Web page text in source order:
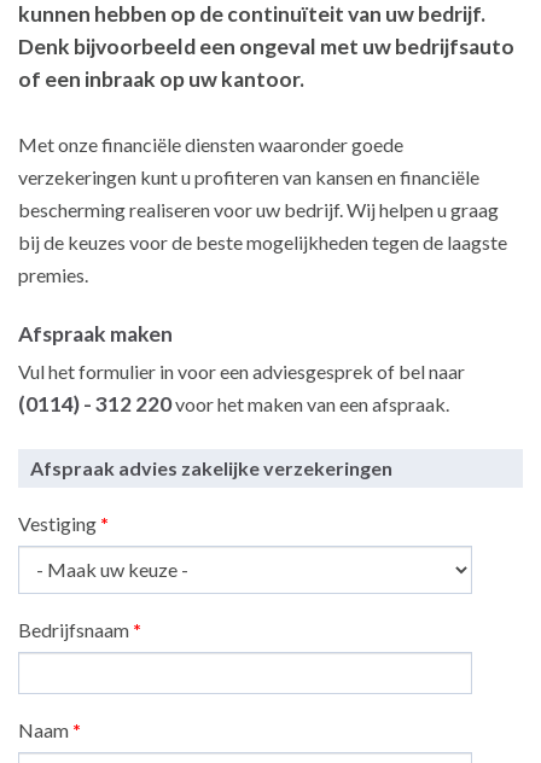
kunnen hebben op de continuïteit van uw bedrijf.
Denk bijvoorbeeld een ongeval met uw bedrijfsauto
of een inbraak op uw kantoor.
Met onze financiële diensten waaronder goede
verzekeringen kunt u profiteren van kansen en financiële
bescherming realiseren voor uw bedrijf. Wij helpen u graag
bij de keuzes voor de beste mogelijkheden tegen de laagste
premies.
Afspraak maken
Vul het formulier in voor een adviesgesprek of bel naar
(0114) - 312 220voor het maken van een afspraak.
Afspraak advies zakelijke verzekeringen
Vestiging *
Bedrijfsnaam *
Naam *